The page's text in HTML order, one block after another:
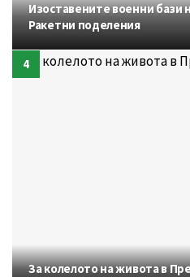
Изоставените военни бази
Ракетни поделения
За колелото на живота в